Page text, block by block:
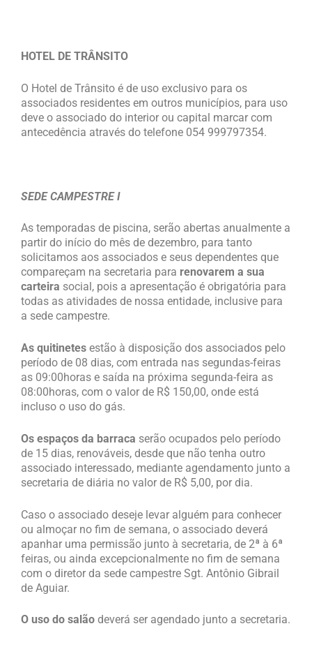
HOTEL DE TRÂNSITO
O Hotel de Trânsito é de uso exclusivo para os
associados residentes em outros municípios, para uso
deve o associado do interior ou capital marcar com
antecedência através do telefone 054 999797354.
SEDE CAMPESTRE I
As temporadas de piscina, serão abertas anualmente a
partir do início do mês de dezembro, para tanto
solicitamos aos associados e seus dependentes que
compareçam na secretaria para renovarem a sua
carteira social, pois a apresentação é obrigatória para
todas as atividades de nossa entidade, inclusive para
a sede campestre.
As quitinetes estão à disposição dos associados pelo
período de 08 dias, com entrada nas segundas-feiras
as 09:00horas e saída na próxima segunda-feira as
08:00horas, com o valor de R$ 150,00, onde está
incluso o uso do gás.
Os espaços da barraca serão ocupados pelo período
de 15 dias, renováveis, desde que não tenha outro
associado interessado, mediante agendamento junto a
secretaria de diária no valor de R$ 5,00, por dia.
Caso o associado deseje levar alguém para conhecer
ou almoçar no fim de semana, o associado deverá
apanhar uma permissão junto à secretaria, de 2ª à 6ª
feiras, ou ainda excepcionalmente no fim de semana
com o diretor da sede campestre Sgt. Antônio Gibrail
de Aguiar.
O uso do salão deverá ser agendado junto a secretaria.